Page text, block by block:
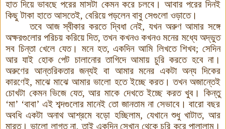
হাত দিয়ে ভাবছে পরের মাসটা কেমন করে চলবে। আবার পরের দিনই
কিছু টাকা হাতে আসতেই, বেরিয়ে পড়লেন বাবু সেগুলো ওড়াতে।
তবে আজ স্বীকার করতে দ্বিধা নেই,যখন অরুণ আমার সঙ্গে
অক্ষরগুলোর পরিচয় করিয়ে দিত,তখন কখনও কখনও মনের মধ্যে অদ্ভুত
সব চিন্তা খেলে যেত। মনে হত,একদিন আমি লিখতে শিখব;সেদিন
আর যাই হোক পেট চালানোর তাগিদে আমায় চুরি করতে হবে না ।
অরুণের আন্তরিকতার জন্যই বা আমার মনের একটা অন্য দিকের
কারণেই,মাঝে মাঝে আমার ভালো হতে ইচ্ছে করত। তখন অজান্তেই
চোখটা কেমন ভিজে যেত,আর মাকে দেখতে ইচ্ছে করত খুব । কিন্তু
‘মা’ ‘বাবা’ এই শব্দগুলোর মানেই তো জানতাম না সেভাবে। বারো বছর
অবধি একটা অনাথ আশ্রমে বড়ো হচ্ছিলাম, যেখানে শুধু খাটাত,আর
মারত। ভালো লাগত না,তাই একদিন সেখান থেকে চুরি করে পালালাম ।